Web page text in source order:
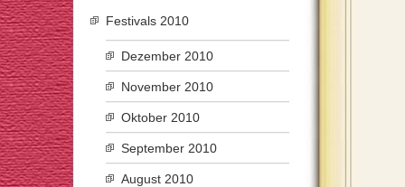
Festivals 2010
Dezember 2010
November 2010
Oktober 2010
September 2010
August 2010